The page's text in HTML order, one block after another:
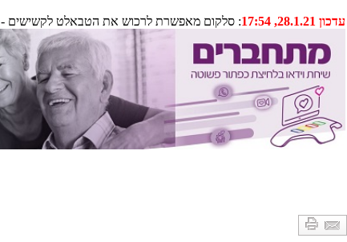
עדכון 28.1.21, 17:54 : סלקום מאפשרת לרכוש את הטבאלט לקשישים -